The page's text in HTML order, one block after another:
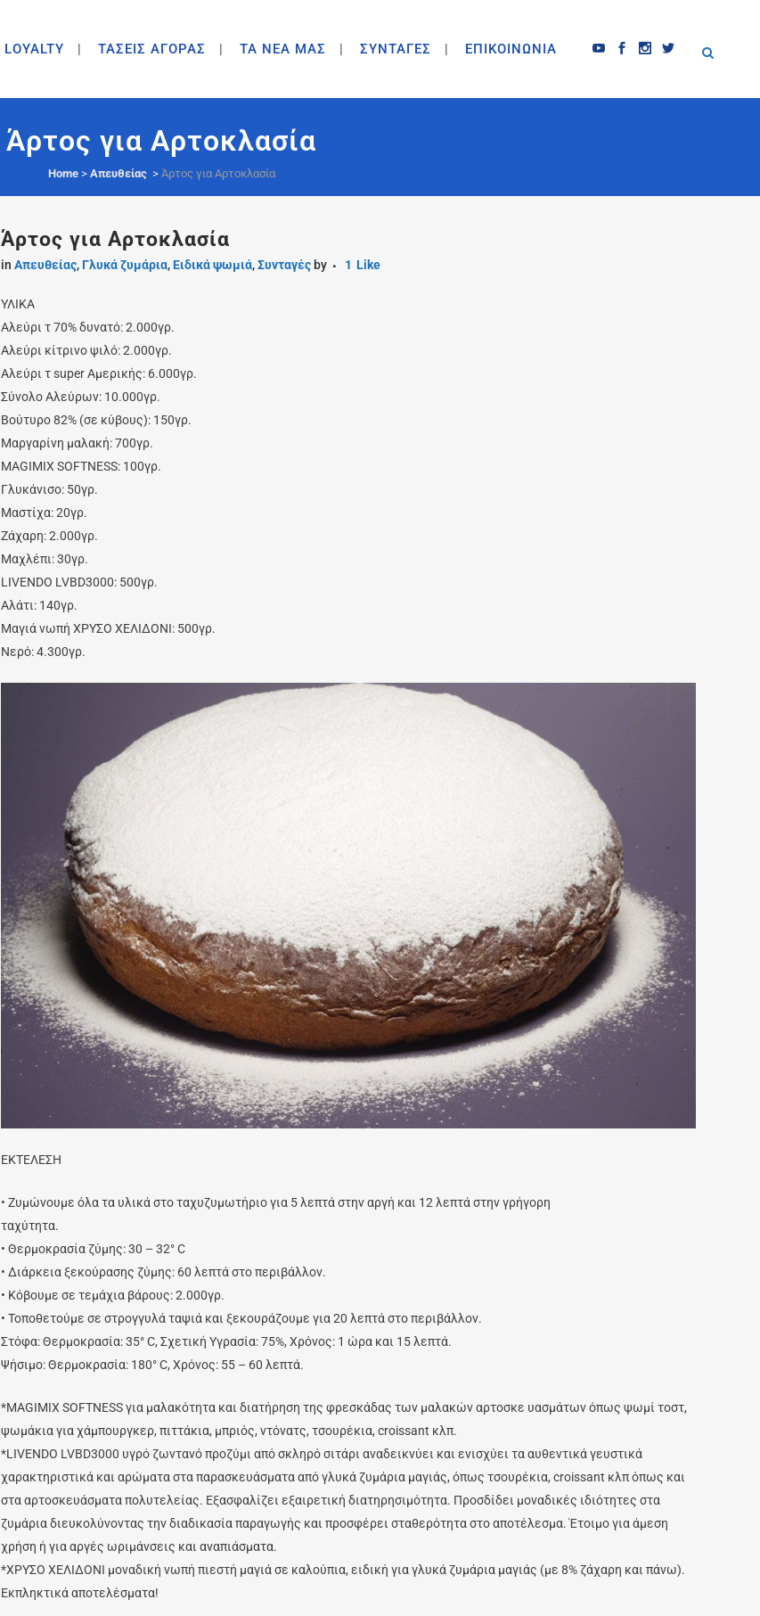
LOYALTY ΤΑΣΕΙΣ ΑΓΟΡΑΣ ΤΑ ΝΕΑ ΜΑΣ ΣΥΝΤΑΓΕΣ ΕΠΙΚΟΙΝΩΝΙΑ
Άρτος για Αρτοκλασία
Home> Απευθείας > Άρτος για Αρτοκλασία
Άρτος για Αρτοκλασία
in Απευθείας,Γλυκά ζυμάρια,Ειδικά ψωμιά,Συνταγές by 1 Like
ΥΛΙΚΑ
Αλεύρι τ 70% δυνατό: 2.000γρ.
Αλεύρι κίτρινο ψιλό: 2.000γρ.
Αλεύρι τ super Αμερικής: 6.000γρ.
Σύνολο Αλεύρων: 10.000γρ.
Βούτυρο 82% (σε κύβους): 150γρ.
Μαργαρίνη μαλακή: 700γρ.
MAGIMIX SOFTNESS: 100γρ.
Γλυκάνισο: 50γρ.
Μαστίχα: 20γρ.
Ζάχαρη: 2.000γρ.
Μαχλέπι: 30γρ.
LIVENDO LVBD3000: 500γρ.
Αλάτι: 140γρ.
Μαγιά νωπή ΧΡΥΣΟ ΧΕΛΙΔΟΝΙ: 500γρ.
Νερό: 4.300γρ.
ΕΚΤΕΛΕΣΗ
• Ζυμώνουμε όλα τα υλικά στο ταχυζυμωτήριο για 5 λεπτά στην αργή και 12 λεπτά στην γρήγορη
ταχύτητα.
• Θερμοκρασία ζύμης: 30 – 32° C
• Διάρκεια ξεκούρασης ζύμης: 60 λεπτά στο περιβάλλον.
• Κόβουμε σε τεμάχια βάρους: 2.000γρ.
• Τοποθετούμε σε στρογγυλά ταψιά και ξεκουράζουμε για 20 λεπτά στο περιβάλλον.
Στόφα: Θερμοκρασία: 35° C, Σχετική Υγρασία: 75%, Χρόνος: 1 ώρα και 15 λεπτά.
Ψήσιμο: Θερμοκρασία: 180° C, Χρόνος: 55 – 60 λεπτά.
*MAGIMIX SOFTNESS για μαλακότητα και διατήρηση της φρεσκάδας των μαλακών αρτοσκε υασμάτων όπως ψωμί τοστ,
ψωμάκια για χάμπουργκερ, πιττάκια, μπριός, ντόνατς, τσουρέκια, croissant κλπ.
*LIVENDO LVBD3000 υγρό ζωντανό προζύμι από σκληρό σιτάρι αναδεικνύει και ενισχύει τα αυθεντικά γευστικά
χαρακτηριστικά και αρώματα στα παρασκευάσματα από γλυκά ζυμάρια μαγιάς, όπως τσουρέκια, croissant κλπ όπως και
στα αρτοσκευάσματα πολυτελείας. Εξασφαλίζει εξαιρετική διατηρησιμότητα. Προσδίδει μοναδικές ιδιότητες στα
ζυμάρια διευκολύνοντας την διαδικασία παραγωγής και προσφέρει σταθερότητα στο αποτέλεσμα. Έτοιμο για άμεση
χρήση ή για αργές ωριμάνσεις και αναπιάσματα.
*ΧΡΥΣΟ ΧΕΛΙΔΟΝΙ μοναδική νωπή πιεστή μαγιά σε καλούπια, ειδική για γλυκά ζυμάρια μαγιάς (με 8% ζάχαρη και πάνω).
Εκπληκτικά αποτελέσματα!